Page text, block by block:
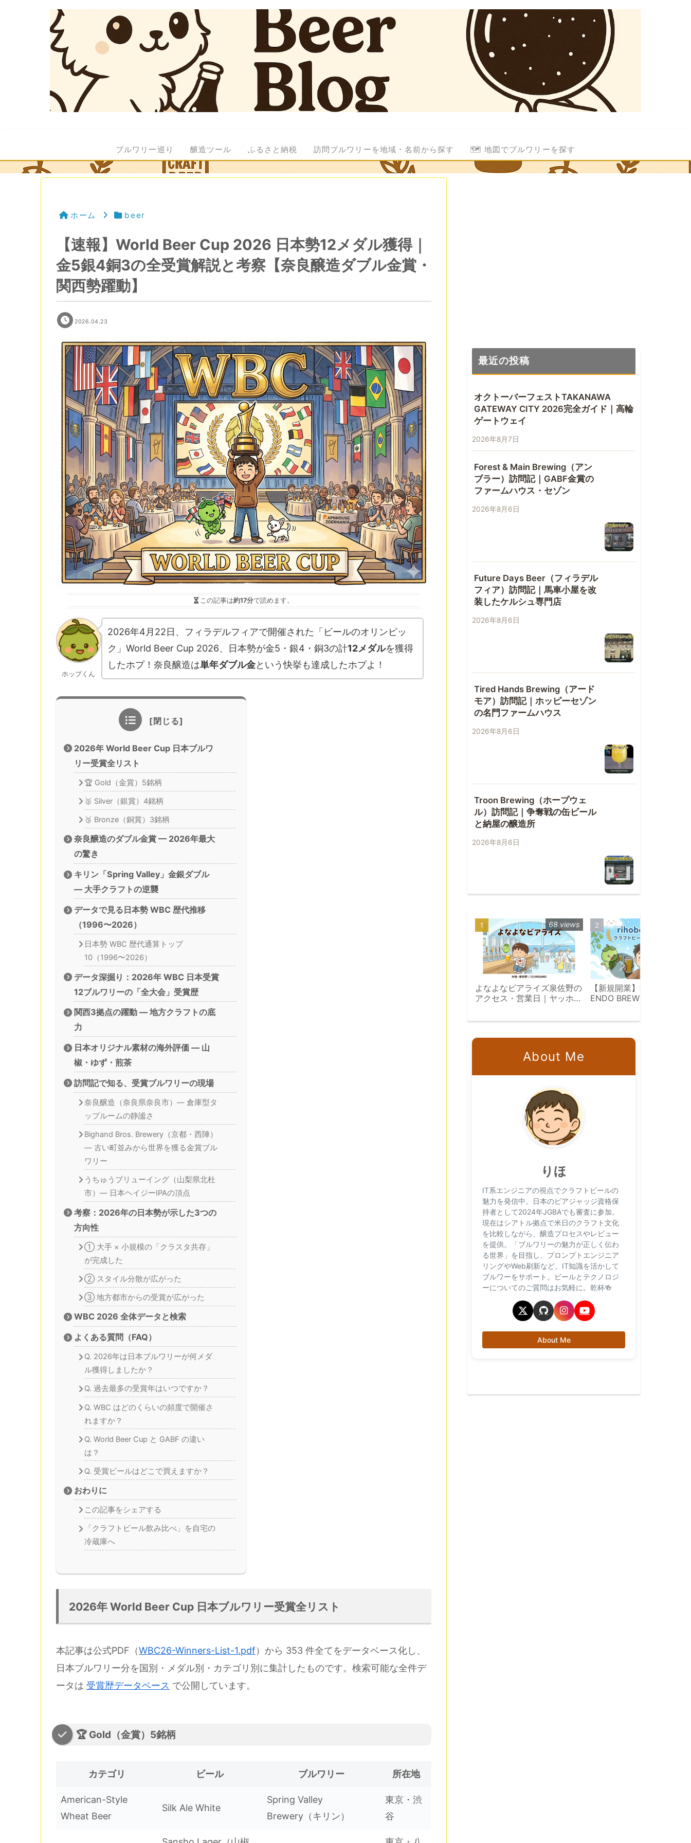
ブルワリー巡り 醸造ツール ふるさと納税 訪問ブルワリーを地域・名前から探す 🗺️ 地図でブルワリーを探す
ホーム beer
【速報】World Beer Cup 2026 日本勢12メダル獲得｜
金5銀4銅3の全受賞解説と考察【奈良醸造ダブル金賞・
関西勢躍動】
2026.04.23
この記事は約17分で読めます。
ホップくん
2026年4月22日、フィラデルフィアで開催された「ビールのオリンピッ
ク」World Beer Cup 2026、日本勢が金5・銀4・銅3の計12メダルを獲得
したホプ！奈良醸造は単年ダブル金という快挙も達成したホプよ！
2026年 World Beer Cup 日本ブルワ
リー受賞全リスト
🏆 Gold（金賞）5銘柄
🥈 Silver（銀賞）4銘柄
🥉 Bronze（銅賞）3銘柄
奈良醸造のダブル金賞 — 2026年最大
の驚き
キリン「Spring Valley」金銀ダブル
— 大手クラフトの逆襲
データで見る日本勢 WBC 歴代推移
（1996〜2026）
日本勢 WBC 歴代通算トップ
10（1996〜2026）
データ深掘り：2026年 WBC 日本受賞
12ブルワリーの「全大会」受賞歴
関西3拠点の躍動 — 地方クラフトの底
力
日本オリジナル素材の海外評価 — 山
椒・ゆず・煎茶
訪問記で知る、受賞ブルワリーの現場
奈良醸造（奈良県奈良市）— 倉庫型タ
ップルームの静謐さ
Bighand Bros. Brewery（京都・西陣）
— 古い町並みから世界を獲る金賞ブル
ワリー
うちゅうブリューイング（山梨県北杜
市）— 日本ヘイジーIPAの頂点
考察：2026年の日本勢が示した3つの
方向性
① 大手 × 小規模の「クラスタ共存」
が完成した
② スタイル分散が広がった
③ 地方都市からの受賞が広がった
WBC 2026 全体データと検索
よくある質問（FAQ）
Q. 2026年は日本ブルワリーが何メダ
ル獲得しましたか？
Q. 過去最多の受賞年はいつですか？
Q. WBC はどのくらいの頻度で開催さ
れますか？
Q. World Beer Cup と GABF の違い
は？
Q. 受賞ビールはどこで買えますか？
おわりに
この記事をシェアする
「クラフトビール飲み比べ」を自宅の
冷蔵庫へ
2026年 World Beer Cup 日本ブルワリー受賞全リスト
本記事は公式PDF（WBC26-Winners-List-1.pdf）から 353 件全てをデータベース化し、
日本ブルワリー分を国別・メダル別・カテゴリ別に集計したものです。検索可能な全件デ
ータは 受賞歴データベース で公開しています。
🏆 Gold（金賞）5銘柄
カテゴリ ビール ブルワリー 所在地
American-Style
Wheat Beer
Silk Ale White
Spring Valley
Brewery（キリン）
東京・渋
谷
最近の投稿
オクトーバーフェストTAKANAWA
GATEWAY CITY 2026完全ガイド｜高輪
ゲートウェイ
2026年8月7日
Forest & Main Brewing（アン
ブラー）訪問記｜GABF金賞の
ファームハウス・セゾン
2026年8月6日
Future Days Beer（フィラデル
フィア）訪問記｜馬車小屋を改
装したケルシュ専門店
2026年8月6日
Tired Hands Brewing（アード
モア）訪問記｜ホッピーセゾン
の名門ファームハウス
2026年8月6日
Troon Brewing（ホープウェ
ル）訪問記｜争奪戦の缶ビール
と納屋の醸造所
2026年8月6日
よなよなビアライズ泉佐野の
アクセス・営業日｜ヤッホー
68 views
【新規開業】遠藤醸造所
ENDO BREWERYが館林駅
About Me
りほ
IT系エンジニアの視点でクラフトビールの
魅力を発信中。日本のビアジャッジ資格保
持者として2024年JGBAでも審査に参加。
現在はシアトル拠点で米日のクラフト文化
を比較しながら、醸造プロセスやレビュー
を提供。「ブルワリーの魅力が正しく伝わ
る世界」を目指し、プロンプトエンジニア
リングやWeb刷新など、IT知識を活かして
ブルワーをサポート。ビールとテクノロジ
ーについてのご質問はお気軽に。乾杯🍻
About Me